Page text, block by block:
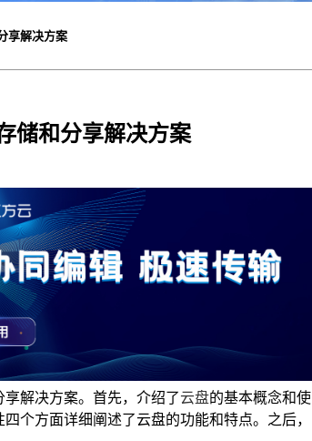
享解决方案
储和分享解决方案
解决方案。首先，介绍了云盘的基本概念和使
个方面详细阐述了云盘的功能和特点。之后，